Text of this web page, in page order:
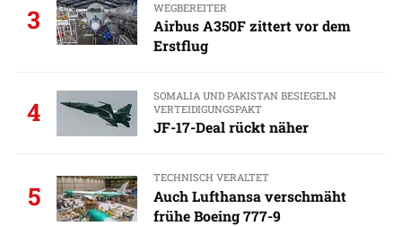
3
WEGBEREITER
Airbus A350F zittert vor dem
Erstflug
4
SOMALIA UND PAKISTAN BESIEGELN
VERTEIDIGUNGSPAKT
JF-17-Deal rückt näher
5
TECHNISCH VERALTET
Auch Lufthansa verschmäht
frühe Boeing 777-9